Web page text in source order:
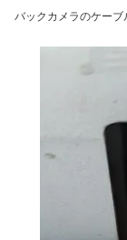
バックカメラのケーブ